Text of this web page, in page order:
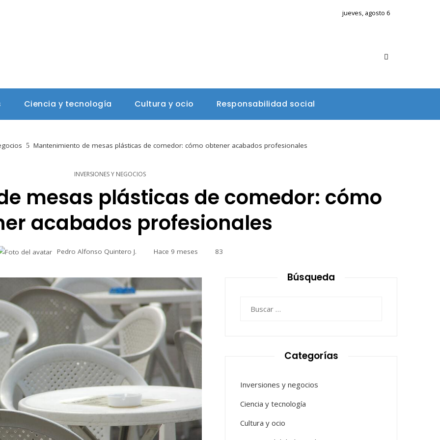
jueves, agosto 6
Ciencia y tecnología Cultura y ocio Responsabilidad social
Mantenimiento de mesas plásticas de comedor: cómo obtener acabados profesionales
INVERSIONES Y NEGOCIOS
mesas plásticas de comedor: cómo
acabados profesionales
Pedro Alfonso Quintero J. Hace 9 meses 83
Búsqueda
Categorías
Inversiones y negocios
Ciencia y tecnología
Cultura y ocio